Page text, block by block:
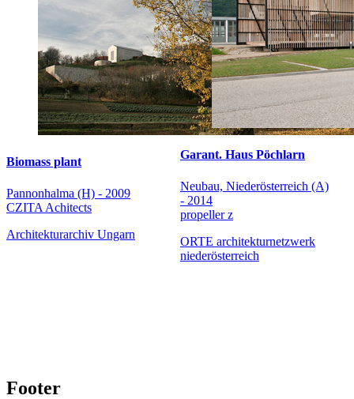
Biomass plant
Pannonhalma (H) - 2009
CZITA Achitects
Architekturarchiv Ungarn
Garant. Haus Pöchlarn
Neubau, Niederösterreich (A)
- 2014
propeller z
ORTE architekturnetzwerk
niederösterreich
Footer